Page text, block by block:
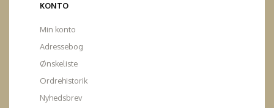
KONTO
Min konto
Adressebog
Ønskeliste
Ordrehistorik
Nyhedsbrev